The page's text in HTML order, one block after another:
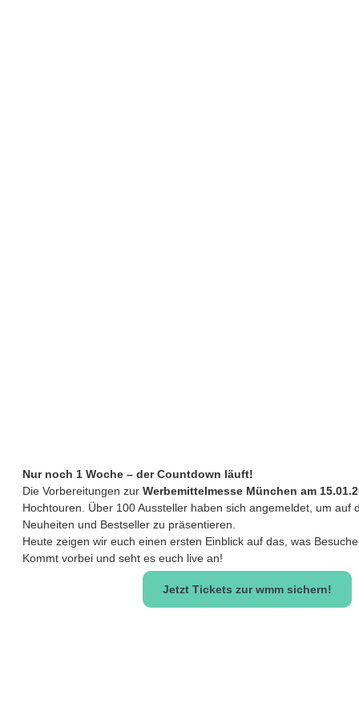
Nur noch 1 Woche – der Countdown läuft!
Die Vorbereitungen zur Werbemittelmesse München am
Hochtouren. Über 100 Aussteller haben sich angemeldet, um auf
Neuheiten und Bestseller zu präsentieren.
Heute zeigen wir euch einen ersten Einblick auf das, was
Kommt vorbei und seht es euch live an!
Jetzt Tickets zur wmm sichern!